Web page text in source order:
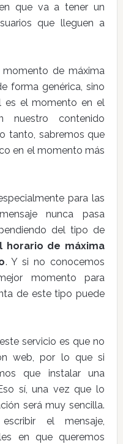
que va a tener un
que lleguen a
de máxima
forma genérica, sino
es el momento en el
nuestro contenido
tanto, sabremos que
en el momento más
para las
nunca pasa
del tipo de
horario de máxima
. Y si no conocemos
momento para
de este tipo puede
servicio es que no
web, por lo que si
que instalar una
sí, una vez que lo
será muy sencilla.
el mensaje,
en que queremos